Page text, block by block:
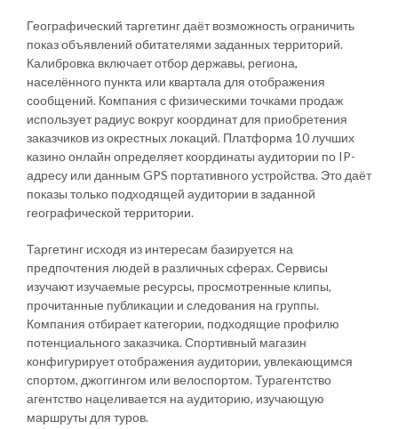
Географический таргетинг даёт возможность ограничить
показ объявлений обитателями заданных территорий.
Калибровка включает отбор державы, региона,
населённого пункта или квартала для отображения
сообщений. Компания с физическими точками продаж
использует радиус вокруг координат для приобретения
заказчиков из окрестных локаций. Платформа 10 лучших
казино онлайн определяет координаты аудитории по IP-
адресу или данным GPS портативного устройства. Это даёт
показы только подходящей аудитории в заданной
географической территории.
Таргетинг исходя из интересам базируется на
предпочтения людей в различных сферах. Сервисы
изучают изучаемые ресурсы, просмотренные клипы,
прочитанные публикации и следования на группы.
Компания отбирает категории, подходящие профилю
потенциального заказчика. Спортивный магазин
конфигурирует отображения аудитории, увлекающимся
спортом, джоггингом или велоспортом. Турагентство
агентство нацеливается на аудиторию, изучающую
маршруты для туров.